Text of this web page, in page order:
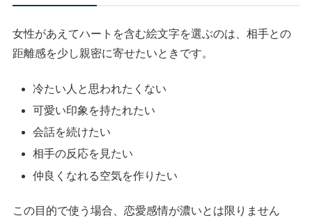
女性があえてハートを含む絵文字を選ぶのは、相手との
距離感を少し親密に寄せたいときです。
冷たい人と思われたくない
可愛い印象を持たれたい
会話を続けたい
相手の反応を見たい
仲良くなれる空気を作りたい
この目的で使う場合、恋愛感情が濃いとは限りません